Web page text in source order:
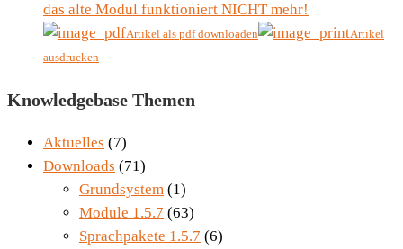
das alte Modul funktioniert NICHT mehr!
Artikel als pdf downloaden
Artikel
ausdrucken
Knowledgebase Themen
Aktuelles (7)
Downloads (71)
Grundsystem (1)
Module 1.5.7 (63)
Sprachpakete 1.5.7 (6)